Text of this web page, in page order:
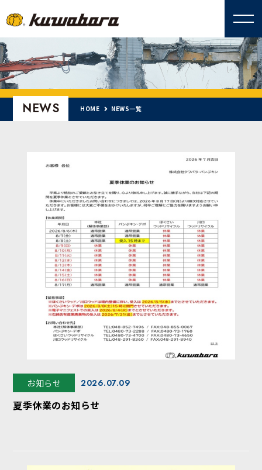
NEWS HOME NEWS一覧
お知らせ 2026.07.09
夏季休業のお知らせ